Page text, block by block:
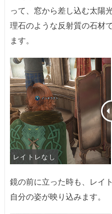
って、窓から差し込む太陽
理石のような反射質の石材
ます。
レイトレなし
鏡の前に立った時も、レイ
自分の姿が映り込みます。